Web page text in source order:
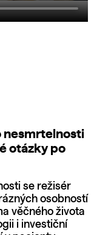
nesmrtelnosti
otázky po
se režisér
osobností
věčného života
i investiční